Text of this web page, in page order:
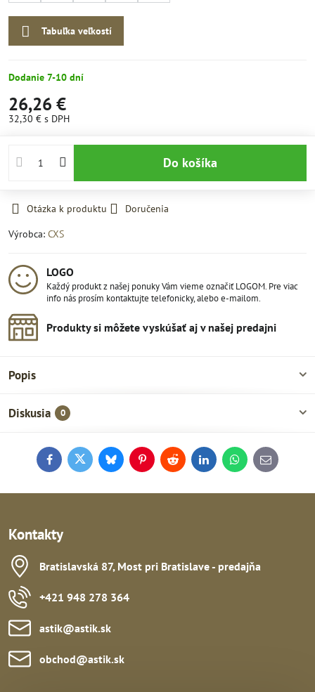
Tabuľka veľkostí
Dodanie 7-10 dní
26,26 €
32,30 € s DPH
Do košíka
Otázka k produktu
Doručenia
Výrobca: CXS
LOGO
Každý produkt z našej ponuky Vám vieme označiť LOGOM. Pre viac
info nás prosím kontaktujte telefonicky, alebo e-mailom.
Produkty si môžete vyskúšať aj v našej predajni
Popis
Diskusia 0
FacebookTwitterBlueskyPinterestReddit LinkedInWhatsApp
E-
mail
Kontakty
Bratislavská 87, Most pri Bratislave - predajňa
+421 948 278 364
astik​@astik​.sk
obchod​@astik​.sk